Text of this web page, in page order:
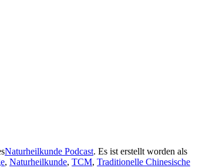
Naturheilkunde Podcast. Es ist erstellt worden als
, Naturheilkunde, TCM, Traditionelle Chinesische